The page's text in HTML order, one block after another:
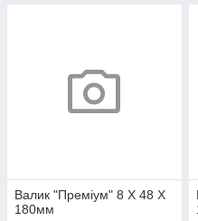
Валик "Преміум" 8 Х 48 Х
180мм